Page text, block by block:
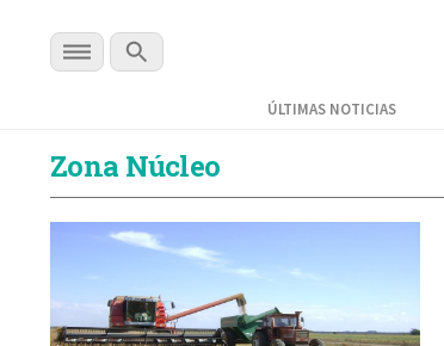
ÚLTIMAS NOTICIAS
Zona Núcleo